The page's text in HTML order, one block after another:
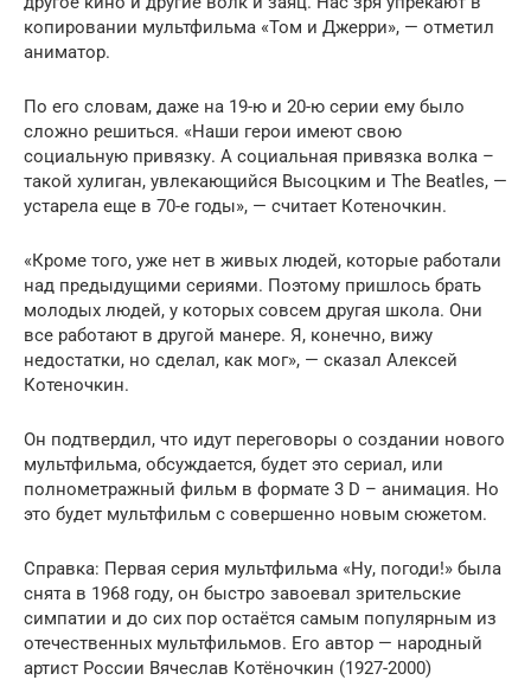
копировании мультфильма «Том и Джерри», — отметил
аниматор.
По его словам, даже на 19-ю и 20-ю серии ему было
сложно решиться. «Наши герои имеют свою
социальную привязку. А социальная привязка волка –
такой хулиган, увлекающийся Высоцким и The Beatles, —
устарела еще в 70-е годы», — считает Котеночкин.
«Кроме того, уже нет в живых людей, которые работали
над предыдущими сериями. Поэтому пришлось брать
молодых людей, у которых совсем другая школа. Они
все работают в другой манере. Я, конечно, вижу
недостатки, но сделал, как мог», — сказал Алексей
Котеночкин.
Он подтвердил, что идут переговоры о создании нового
мультфильма, обсуждается, будет это сериал, или
полнометражный фильм в формате 3 D – анимация. Но
это будет мультфильм с совершенно новым сюжетом.
Справка: Первая серия мультфильма «Ну, погоди!» была
снята в 1968 году, он быстро завоевал зрительские
симпатии и до сих пор остаётся самым популярным из
отечественных мультфильмов. Его автор — народный
артист России Вячеслав Котёночкин (1927-2000)